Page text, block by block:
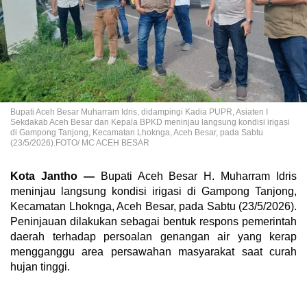
Bupati Aceh Besar Muharram Idris, didampingi Kadia PUPR, Asiaten I
Sekdakab Aceh Besar dan Kepala BPKD meninjau langsung kondisi irigasi
di Gampong Tanjong, Kecamatan Lhoknga, Aceh Besar, pada Sabtu
(23/5/2026).FOTO/ MC ACEH BESAR
Kota Jantho —Bupati Aceh Besar H. Muharram Idris
meninjau langsung kondisi irigasi di Gampong Tanjong,
Kecamatan Lhoknga, Aceh Besar, pada Sabtu (23/5/2026).
Peninjauan dilakukan sebagai bentuk respons pemerintah
daerah terhadap persoalan genangan air yang kerap
mengganggu area persawahan masyarakat saat curah
hujan tinggi.